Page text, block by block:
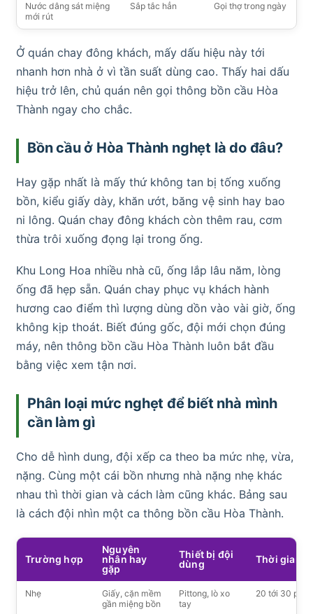
Nước dâng sát miệng
mới rút
Sắp tắc hẳn Gọi thợ trong ngày
Ở quán chay đông khách, mấy dấu hiệu này tới
nhanh hơn nhà ở vì tần suất dùng cao. Thấy hai dấu
hiệu trở lên, chủ quán nên gọi thông bồn cầu Hòa
Thành ngay cho chắc.
Bồn cầu ở Hòa Thành nghẹt là do đâu?
Hay gặp nhất là mấy thứ không tan bị tống xuống
bồn, kiểu giấy dày, khăn ướt, băng vệ sinh hay bao
ni lông. Quán chay đông khách còn thêm rau, cơm
thừa trôi xuống đọng lại trong ống.
Khu Long Hoa nhiều nhà cũ, ống lắp lâu năm, lòng
ống đã hẹp sẵn. Quán chay phục vụ khách hành
hương cao điểm thì lượng dùng dồn vào vài giờ, ống
không kịp thoát. Biết đúng gốc, đội mới chọn đúng
máy, nên thông bồn cầu Hòa Thành luôn bắt đầu
bằng việc xem tận nơi.
Phân loại mức nghẹt để biết nhà mình
cần làm gì
Cho dễ hình dung, đội xếp ca theo ba mức nhẹ, vừa,
nặng. Cùng một cái bồn nhưng nhà nặng nhẹ khác
nhau thì thời gian và cách làm cũng khác. Bảng sau
là cách đội nhìn một ca thông bồn cầu Hòa Thành.
Trường hợp
Nguyên
nhân hay
gặp
Thiết bị đội
dùng
Thời gian
Nhẹ
Giấy, cặn mềm
gần miệng bồn
Pittong, lò xo
tay
20 tới 30 phút